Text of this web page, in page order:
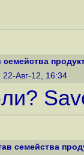
22-Авг-12, 16:34
семейства